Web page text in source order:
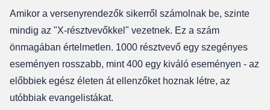
Amikor a versenyrendezők sikerről számolnak be, szinte
mindig az "X-résztvevőkkel" vezetnek. Ez a szám
önmagában értelmetlen. 1000 résztvevő egy szegényes
eseményen rosszabb, mint 400 egy kiváló eseményen - az
előbbiek egész életen át ellenzőket hoznak létre, az
utóbbiak evangelistákat.